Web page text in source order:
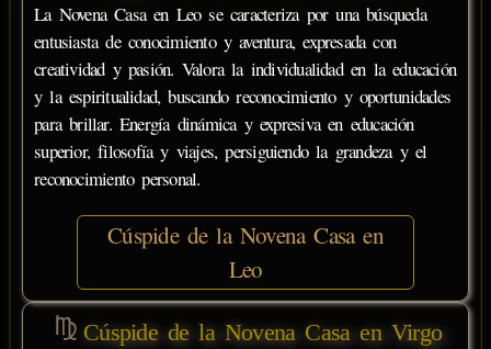
La Novena Casa en Leo se caracteriza por una búsqueda
entusiasta de conocimiento y aventura, expresada con
creatividad y pasión. Valora la individualidad en la educación
y la espiritualidad, buscando reconocimiento y oportunidades
para brillar. Energía dinámica y expresiva en educación
superior, filosofía y viajes, persiguiendo la grandeza y el
reconocimiento personal.
Cúspide de la Novena Casa en
Leo
Cúspide de la Novena Casa en Virgo